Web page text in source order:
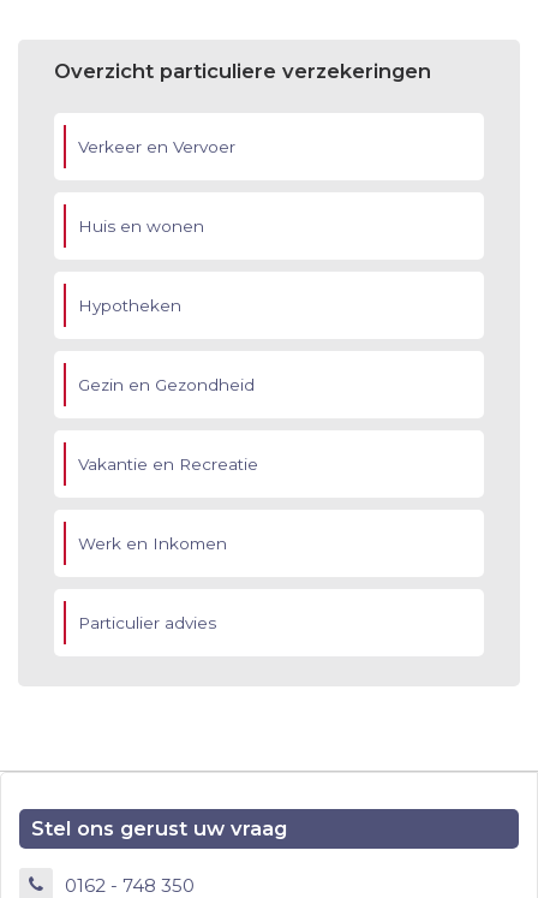
Overzicht particuliere verzekeringen
Verkeer en Vervoer
Huis en wonen
Hypotheken
Gezin en Gezondheid
Vakantie en Recreatie
Werk en Inkomen
Particulier advies
Stel ons gerust uw vraag
0162 - 748 350